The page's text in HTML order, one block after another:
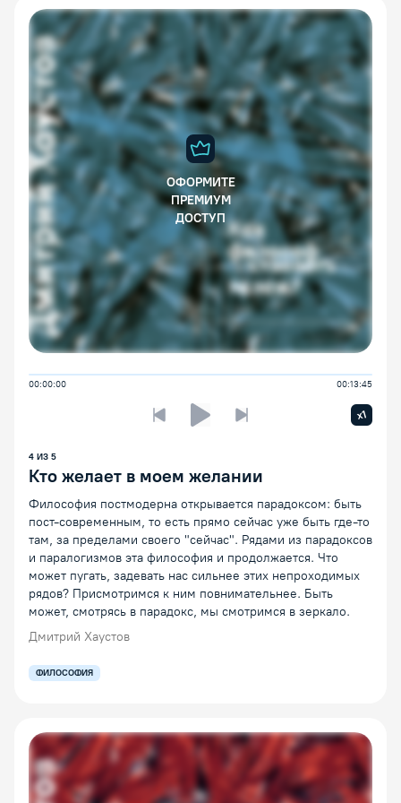
ОФОРМИТЕ
ПРЕМИУМ
ДОСТУП
00:00:00 00:13:45
Предыдущая лекцияСледующая лекция
x1
4 ИЗ 5
Кто желает в моем желании
Философия постмодерна открывается парадоксом: быть
пост-современным, то есть прямо сейчас уже быть где-то
там, за пределами своего "сейчас". Рядами из парадоксов
и паралогизмов эта философия и продолжается. Что
может пугать, задевать нас сильнее этих непроходимых
рядов? Присмотримся к ним повнимательнее. Быть
может, смотрясь в парадокс, мы смотримся в зеркало.
Дмитрий Хаустов
ФИЛОСОФИЯ